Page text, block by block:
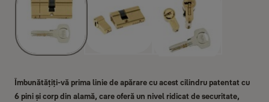
Îmbunătățiți-vă prima linie de apărare cu acest cilindru patentat cu
6 pini și corp din alamă, care oferă un nivel ridicat de securitate,